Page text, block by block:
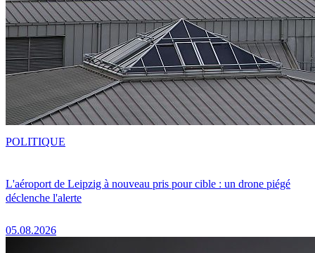
L'aéroport de Leipzig à nouveau pris pour cible : un drone piégé
déclenche l'alerte
05.08.2026
POLITIQUE